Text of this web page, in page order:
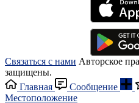
Связаться с нами Авторское
защищены.
Главная
Сообщение
Местоположение